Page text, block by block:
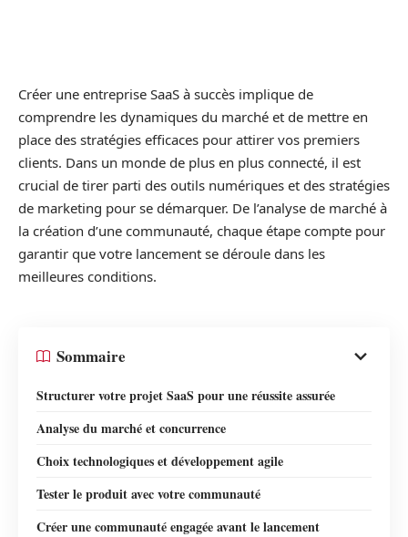
Créer une entreprise SaaS à succès implique de
comprendre les dynamiques du marché et de mettre en
place des stratégies efficaces pour attirer vos premiers
clients. Dans un monde de plus en plus connecté, il est
crucial de tirer parti des outils numériques et des stratégies
de marketing pour se démarquer. De l’analyse de marché à
la création d’une communauté, chaque étape compte pour
garantir que votre lancement se déroule dans les
meilleures conditions.
Sommaire
Structurer votre projet SaaS pour une réussite assurée
Analyse du marché et concurrence
Choix technologiques et développement agile
Tester le produit avec votre communauté
Créer une communauté engagée avant le lancement